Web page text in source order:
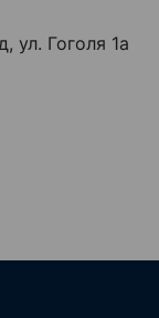
ул. Гоголя 1а